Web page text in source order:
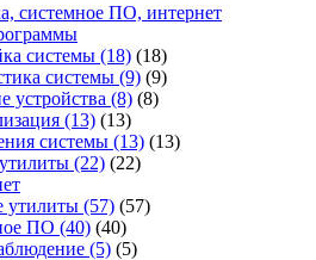
системное ПО, интернет
системы (18) (18)
системы (9) (9)
устройства (8) (8)
(13) (13)
системы (13) (13)
(22) (22)
утилиты (57) (57)
ПО (40) (40)
(5) (5)